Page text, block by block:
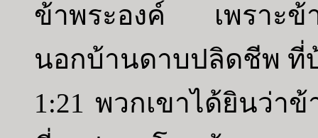
ข้าพระองค์ เพราะข้า
นอกบ้านดาบปลิดชีพ ที่
1:21 พวกเขาได้ยินว่า